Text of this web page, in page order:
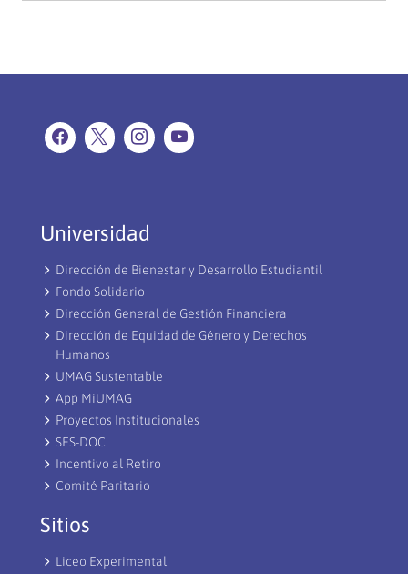
Universidad
Dirección de Bienestar y Desarrollo Estudiantil
Fondo Solidario
Dirección General de Gestión Financiera
Dirección de Equidad de Género y Derechos
Humanos
UMAG Sustentable
App MiUMAG
Proyectos Institucionales
SES-DOC
Incentivo al Retiro
Comité Paritario
Sitios
Liceo Experimental